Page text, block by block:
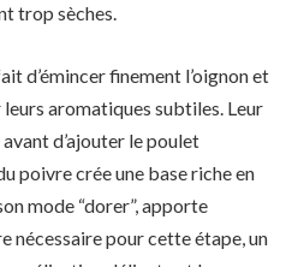
trop sèches.
d’émincer finement l’oignon et
aromatiques subtiles. Leur
avant d’ajouter le poulet
poivre crée une base riche en
mode “dorer”, apporte
nécessaire pour cette étape, un